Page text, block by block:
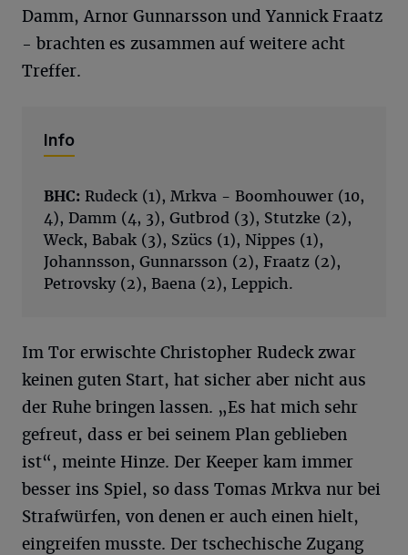
Damm, Arnor Gunnarsson und Yannick Fraatz
- brachten es zusammen auf weitere acht
Treffer.
Info
BHC: Rudeck (1), Mrkva - Boomhouwer (10,
4), Damm (4, 3), Gutbrod (3), Stutzke (2),
Weck, Babak (3), Szücs (1), Nippes (1),
Johannsson, Gunnarsson (2), Fraatz (2),
Petrovsky (2), Baena (2), Leppich.
Im Tor erwischte Christopher Rudeck zwar
keinen guten Start, hat sicher aber nicht aus
der Ruhe bringen lassen. „Es hat mich sehr
gefreut, dass er bei seinem Plan geblieben
ist“, meinte Hinze. Der Keeper kam immer
besser ins Spiel, so dass Tomas Mrkva nur bei
Strafwürfen, von denen er auch einen hielt,
eingreifen musste. Der tschechische Zugang